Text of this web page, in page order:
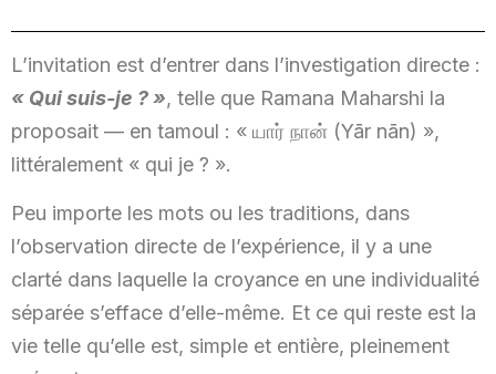
L’invitation est d’entrer dans l’investigation directe :
« Qui suis-je ? », telle que Ramana Maharshi la
proposait — en tamoul : « யார் நான் (Yār nān) »,
littéralement « qui je ? ».
Peu importe les mots ou les traditions, dans
l’observation directe de l’expérience, il y a une
clarté dans laquelle la croyance en une individualité
séparée s’efface d’elle-même. Et ce qui reste est la
vie telle qu’elle est, simple et entière, pleinement